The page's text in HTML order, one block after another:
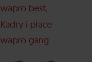
wapro best
Kadry i płace -
wapro gang